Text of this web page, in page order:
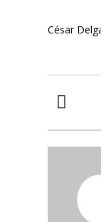
César